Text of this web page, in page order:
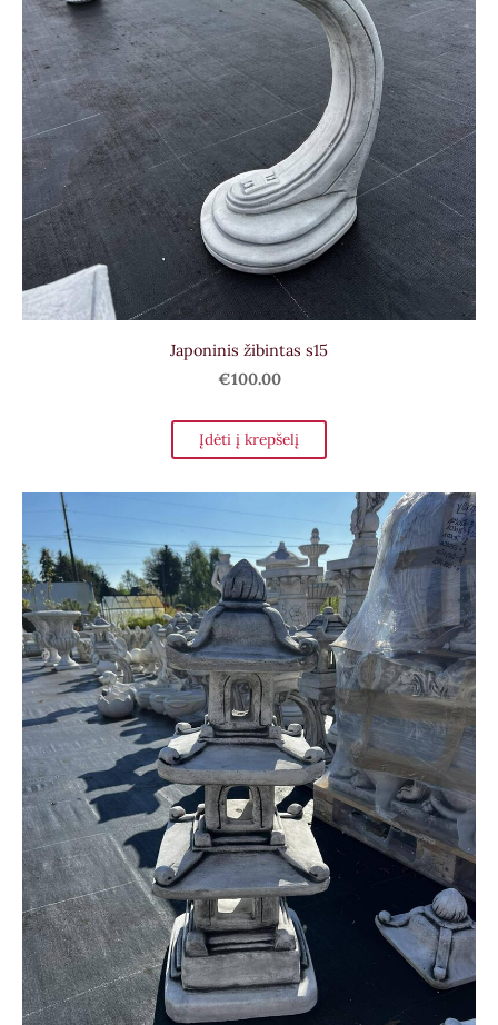
Japoninis žibintas s15
€100.00
Įdėti į krepšelį